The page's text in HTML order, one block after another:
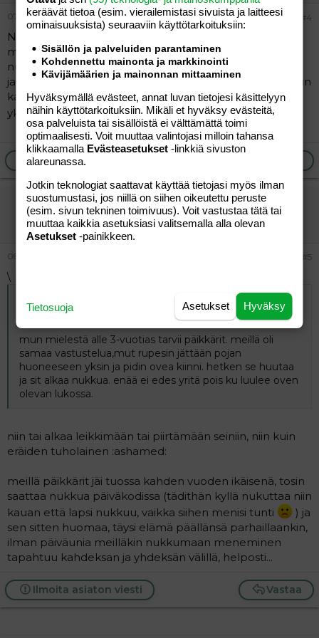
07.11.2005 #4
Niinhän noi tarvis vaan kun ei niin ei. Meillä kokeiltiin
myös tota ovijuttua ja nykyään myös illalla jos ei
nukahda-ei toimi. Saisin seisoa ovella loputtomiin,enkä
jaksa sitä hysteeristä huutoa kuunnella pitkää aikaa. Mun
kaverin muksu lopetti 9kk ikäsenä päikkärit,että
yksilöllistä kaikilla toi unentarve...
Ilmoita asiaton viesti
elliot
Vieras
08.11.2005 #5
\
07.11.2005 klo 14:46 minni
kirjoitti:
mun mielestä alle 3-vuotias tarvii päikkärit. meillä oli
samaa vastustelua,mut rupesin jättään pojan
huoneeseen yksin ja pidin ovea kiinni. hetken se huutaa
ja sit alkaa nukkua. enää ei edes yritä pois ku luulee oven
olevan lukossa.
niin tai alkaa leikkimään tai piirtämään seiniin, niin kuin
eräiden tuholainen :ashamed:
meillä päikkärit jäi tuossa kahden vuoden ikäisenä, tosin
saattaa nukkua päiväkodissa (tädithän kyllä nukuttaa niin
kauan että lapsi nukkuu, vaikka siihen menisi tunti
) ja
sen sitten huomaa, täysi elämä päällänsä parhaillaankin,
ilman päiväunia meilläkin nukkumaan meneminen
tapahtuu kahdeksan ja yhdeksän välillä, helposti...
Vastaa
Ilmoita asiaton viesti
keräävät tietoa (esim. vierailemis­tasi sivuista ja laitteesi
ominaisuuk­sista) seuraaviin käyttötarkoituksiin:
Sisällön ja palveluiden parantaminen
Kohdennettu mainonta ja markkinointi
Kävijämäärien ja mainonnan mittaaminen
Hyväksymällä evästeet, annat luvan tietojesi käsittelyyn
näihin käyttötarkoituksiin. Mikäli et hyväksy evästeitä,
osa palveluista tai sisällöistä ei välttämättä toimi
optimaalisesti. Voit muuttaa valintojasi milloin tahansa
klikkaamalla Evästeasetukset -linkkiä sivuston
alareunassa.
Jotkin teknologiat saattavat käyttää tietojasi myös ilman
suostumustasi, jos niillä on siihen oikeutettu peruste
(esim. sivun tekninen toimivuus). Voit vastustaa tätä tai
muuttaa kaikkia asetuksiasi valitsemalla alla olevan
Asetukset -painikkeen.
Hyväksy
Asetukset
Tietosuoja